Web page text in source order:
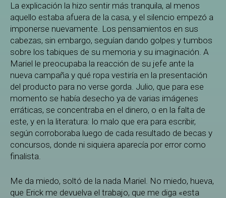
La explicación la hizo sentir más tranquila, al menos
aquello estaba afuera de la casa, y el silencio empezó a
imponerse nuevamente. Los pensamientos en sus
cabezas, sin embargo, seguían dando golpes y tumbos
sobre los tabiques de su memoria y su imaginación. A
Mariel le preocupaba la reacción de su jefe ante la
nueva campaña y qué ropa vestiría en la presentación
del producto para no verse gorda. Julio, que para ese
momento se había desecho ya de varias imágenes
erráticas, se concentraba en el dinero, o en la falta de
este, y en la literatura: lo malo que era para escribir,
según corroboraba luego de cada resultado de becas y
concursos, donde ni siquiera aparecía por error como
finalista.
Me da miedo, soltó de la nada Mariel. No miedo, hueva,
que Erick me devuelva el trabajo, que me diga «esta